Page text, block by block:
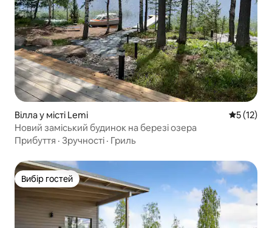
Вілла у місті Lemi Середня
5 (12)
Новий заміський будинок на березі озера
Прибуття · Зручності · Гриль
Вибір гостей
Вибір гостей